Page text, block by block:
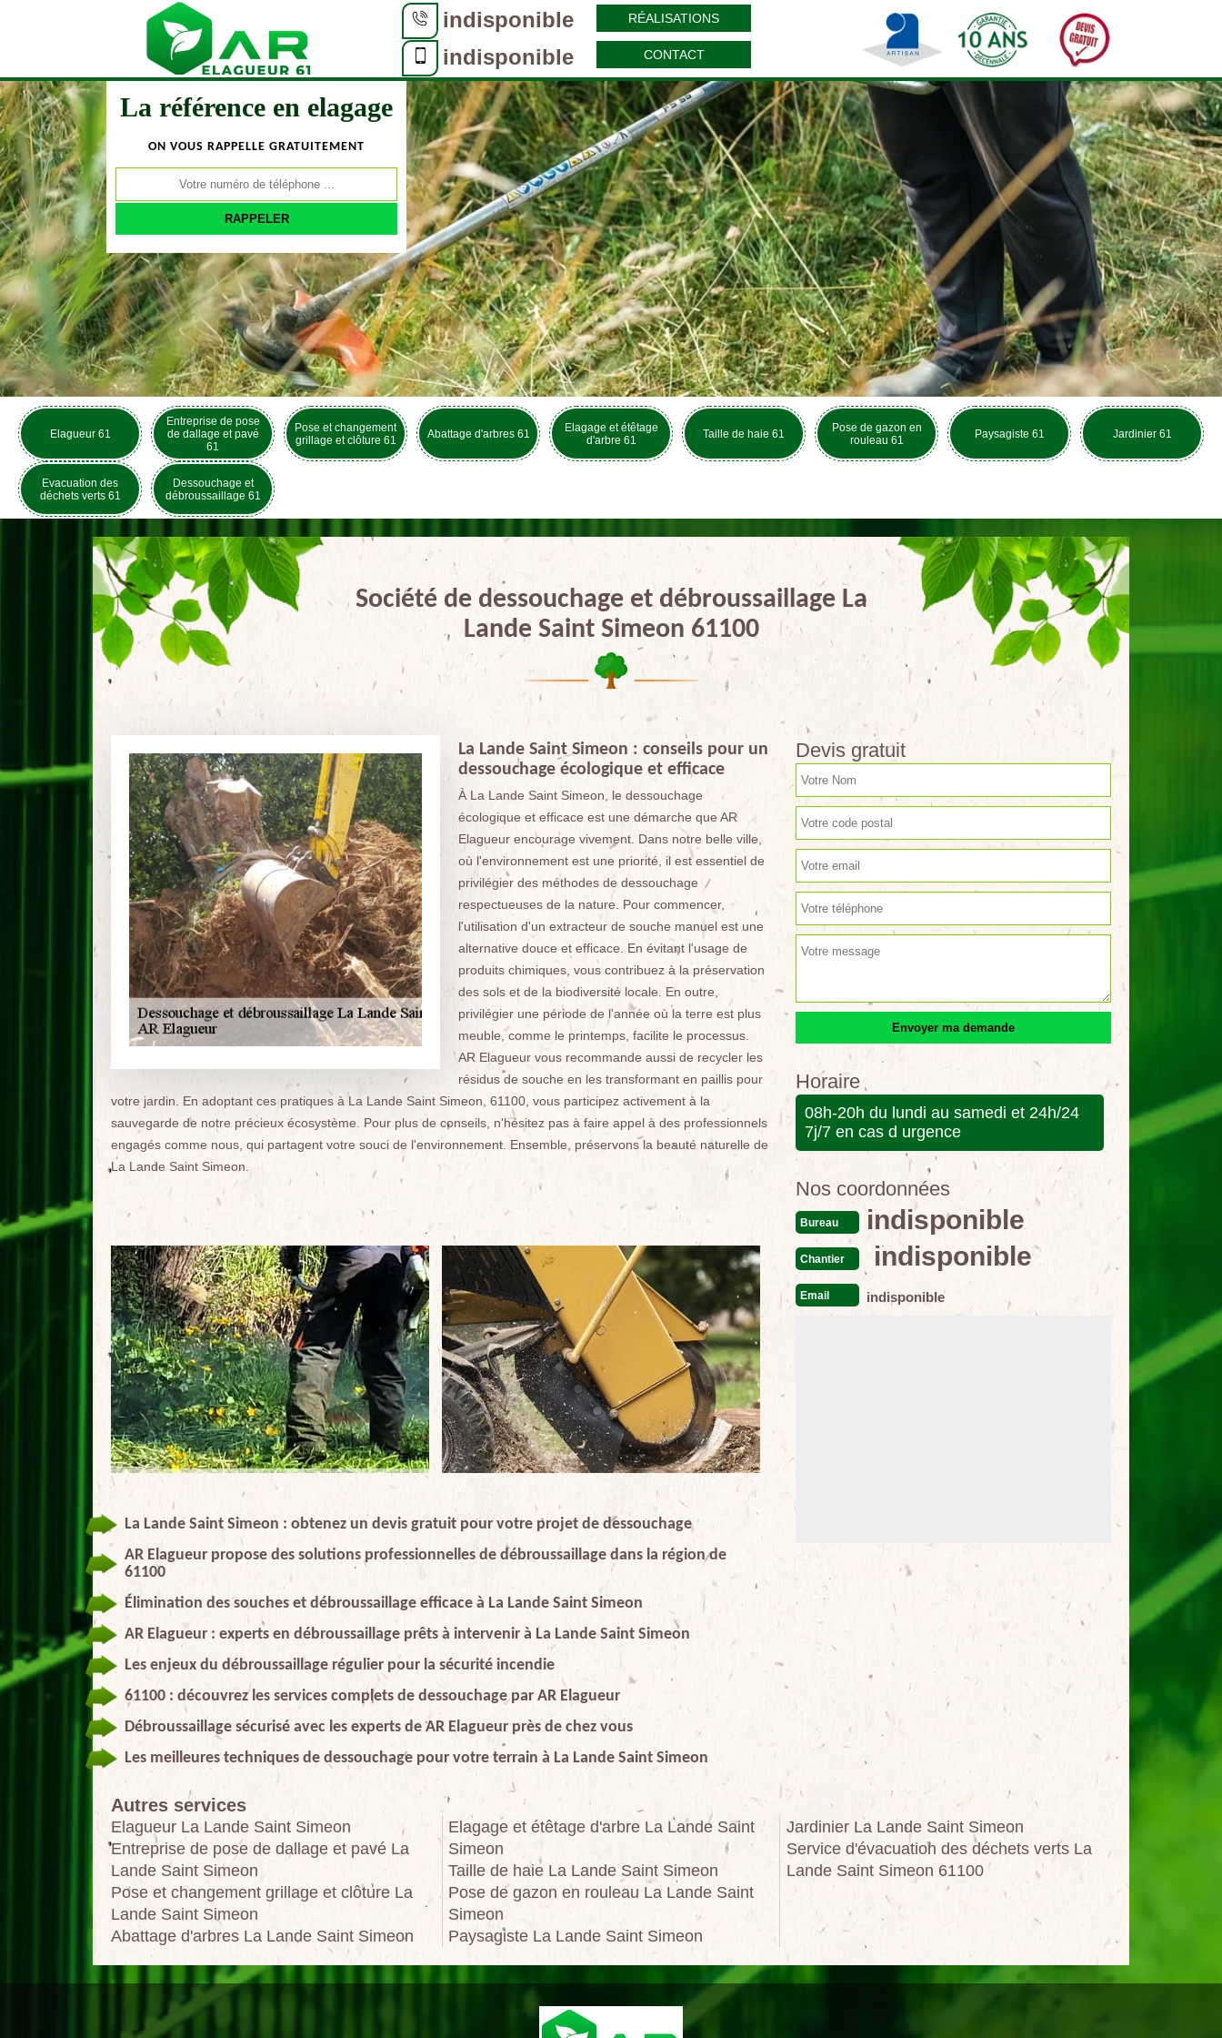
indisponible
indisponible
RÉALISATIONS
CONTACT
La référence en elagage
ON VOUS RAPPELLE GRATUITEMENT
Elagueur 61
Entreprise de pose
de dallage et pavé
61
Pose et changement
grillage et clôture 61
Abattage d'arbres 61
Elagage et étêtage
d'arbre 61
Taille de haie 61
Pose de gazon en
rouleau 61
Paysagiste 61 Jardinier 61
Evacuation des
déchets verts 61
Dessouchage et
débroussaillage 61
Société de dessouchage et débroussaillage La
Lande Saint Simeon 61100
La Lande Saint Simeon : conseils pour un
dessouchage écologique et efficace
À La Lande Saint Simeon, le dessouchage
écologique et efficace est une démarche que AR
Elagueur encourage vivement. Dans notre belle ville,
où l'environnement est une priorité, il est essentiel de
privilégier des méthodes de dessouchage
respectueuses de la nature. Pour commencer,
l'utilisation d'un extracteur de souche manuel est une
alternative douce et efficace. En évitant l'usage de
produits chimiques, vous contribuez à la préservation
des sols et de la biodiversité locale. En outre,
privilégier une période de l'année où la terre est plus
meuble, comme le printemps, facilite le processus.
AR Elagueur vous recommande aussi de recycler les
résidus de souche en les transformant en paillis pour
votre jardin. En adoptant ces pratiques à La Lande Saint Simeon, 61100, vous participez activement à la
sauvegarde de notre précieux écosystème. Pour plus de conseils, n'hésitez pas à faire appel à des professionnels
engagés comme nous, qui partagent votre souci de l'environnement. Ensemble, préservons la beauté naturelle de
La Lande Saint Simeon.
La Lande Saint Simeon : obtenez un devis gratuit pour votre projet de dessouchage
AR Elagueur propose des solutions professionnelles de débroussaillage dans la région de
61100
Élimination des souches et débroussaillage efficace à La Lande Saint Simeon
AR Elagueur : experts en débroussaillage prêts à intervenir à La Lande Saint Simeon
Les enjeux du débroussaillage régulier pour la sécurité incendie
61100 : découvrez les services complets de dessouchage par AR Elagueur
Débroussaillage sécurisé avec les experts de AR Elagueur près de chez vous
Les meilleures techniques de dessouchage pour votre terrain à La Lande Saint Simeon
Devis gratuit
Horaire
08h-20h du lundi au samedi et 24h/24
7j/7 en cas d urgence
Nos coordonnées
Bureau indisponible
Chantier indisponible
Email indisponible
Autres services
Elagueur La Lande Saint Simeon
Entreprise de pose de dallage et pavé La
Lande Saint Simeon
Pose et changement grillage et clôture La
Lande Saint Simeon
Abattage d'arbres La Lande Saint Simeon
Elagage et étêtage d'arbre La Lande Saint
Simeon
Taille de haie La Lande Saint Simeon
Pose de gazon en rouleau La Lande Saint
Simeon
Paysagiste La Lande Saint Simeon
Jardinier La Lande Saint Simeon
Service d'évacuation des déchets verts La
Lande Saint Simeon 61100